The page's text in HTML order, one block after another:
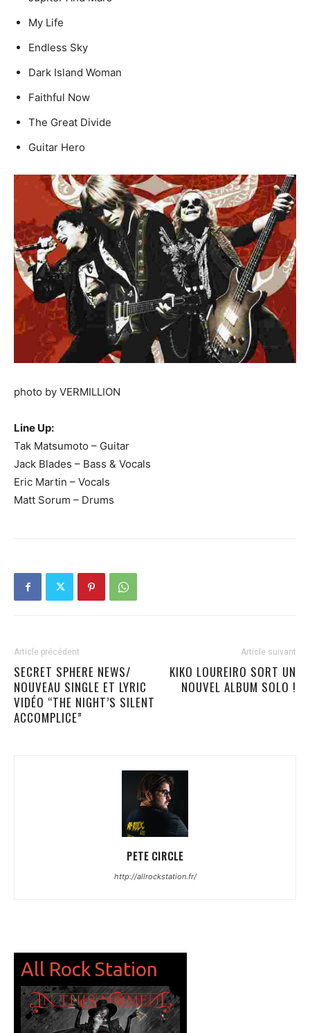
My Life
Endless Sky
Dark Island Woman
Faithful Now
The Great Divide
Guitar Hero
photo by VERMILLION
Line Up:
Tak Matsumoto – Guitar
Jack Blades – Bass & Vocals
Eric Martin – Vocals
Matt Sorum – Drums
Article précédent
SECRET SPHERE NEWS/
NOUVEAU SINGLE ET LYRIC
VIDÉO “THE NIGHT’S SILENT
ACCOMPLICE”
Article suivant
KIKO LOUREIRO SORT UN
NOUVEL ALBUM SOLO !
PETE CIRCLE
http://allrockstation.fr/